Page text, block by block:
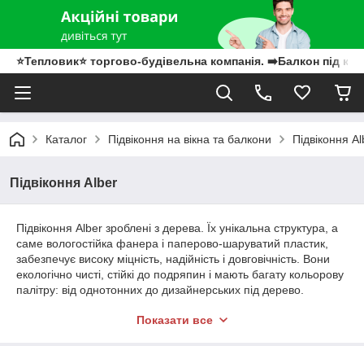
⭐Тепловик⭐ торгово-будівельна компанія. ➡️Балкон під
Каталог Підвіконня на вікна та балкони Підвіконня
Підвіконня Alber
Підвіконня Alber зроблені з дерева. Їх унікальна структура, а
саме вологостійка фанера і паперово-шаруватий пластик,
забезпечує високу міцність, надійність і довговічність. Вони
екологічно чисті, стійкі до подряпин і мають багату кольорову
палітру: від однотонних до дизайнерських під дерево.
Види капіносів Альбер
Показати все